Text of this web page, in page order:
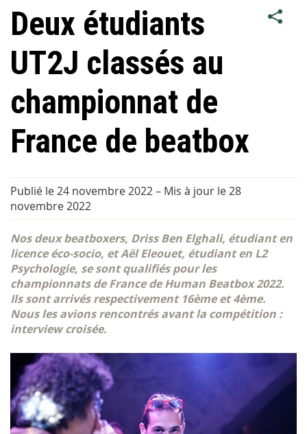
Deux étudiants
UT2J classés au
championnat de
France de beatbox
Publié le 24 novembre 2022– Mis à jour le 28
novembre 2022
Nos deux beatboxers, Driss Ben Elghali, étudiant en
licence éco-socio, et Aël Eleouet, étudiant en L2
Psychologie, se sont qualifiés pour les
championnats de France de Human Beatbox 2022.
Ils sont arrivés respectivement 16ème et 4ème.
Nous les avions rencontrés avant la compétition :
interview croisée.